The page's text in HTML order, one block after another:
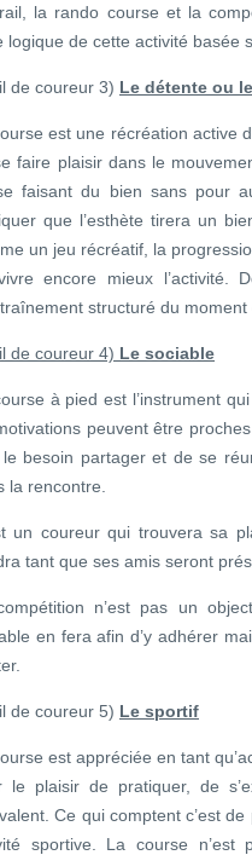
la rando course et la
logique de cette activité basée
de coureur 3) Le détente ou
est une récréation active
faire plaisir dans le
faisant du bien sans pour
que l’esthète tirera un
un jeu récréatif, la
encore mieux l’activité.
structuré du moment
de coureur 4) Le sociable
à pied est l’instrument
peuvent être
besoin partager et de se
la rencontre.
un coureur qui trouvera sa
tant que ses amis seront
n’est pas un
en fera afin d’y adhérer
de coureur 5) Le sportif
est appréciée en tant
le plaisir de pratiquer, de
Ce qui comptent c’est
sportive. La course n’est